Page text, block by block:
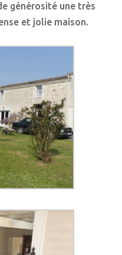
générosité une très
et jolie maison.